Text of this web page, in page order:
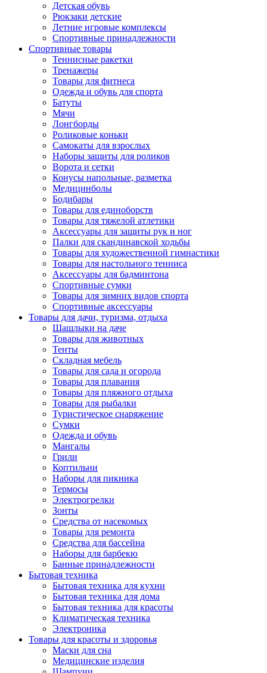
Детская обувь
Рюкзаки детские
Летние игровые комплексы
Спортивные принадлежности
Спортивные товары
Теннисные ракетки
Тренажеры
Товары для фитнеса
Одежда и обувь для спорта
Батуты
Мячи
Лонгборды
Роликовые коньки
Самокаты для взрослых
Наборы защиты для роликов
Ворота и сетки
Конусы напольные, разметка
Медицинболы
Бодибары
Товары для единоборств
Товары для тяжелой атлетики
Аксессуары для защиты рук и ног
Палки для скандинавской ходьбы
Товары для художественной гимнастики
Товары для настольного тенниса
Аксессуары для бадминтона
Спортивные сумки
Товары для зимних видов спорта
Спортивные аксессуары
Товары для дачи, туризма, отдыха
Шашлыки на даче
Товары для животных
Тенты
Складная мебель
Товары для сада и огорода
Товары для плавания
Товары для пляжного отдыха
Товары для рыбалки
Туристическое снаряжение
Сумки
Одежда и обувь
Мангалы
Грили
Коптильни
Наборы для пикника
Термосы
Электрогрелки
Зонты
Средства от насекомых
Товары для ремонта
Средства для бассейна
Наборы для барбекю
Банные принадлежности
Бытовая техника
Бытовая техника для кухни
Бытовая техника для дома
Бытовая техника для красоты
Климатическая техника
Электроника
Товары для красоты и здоровья
Маски для сна
Медицинские изделия